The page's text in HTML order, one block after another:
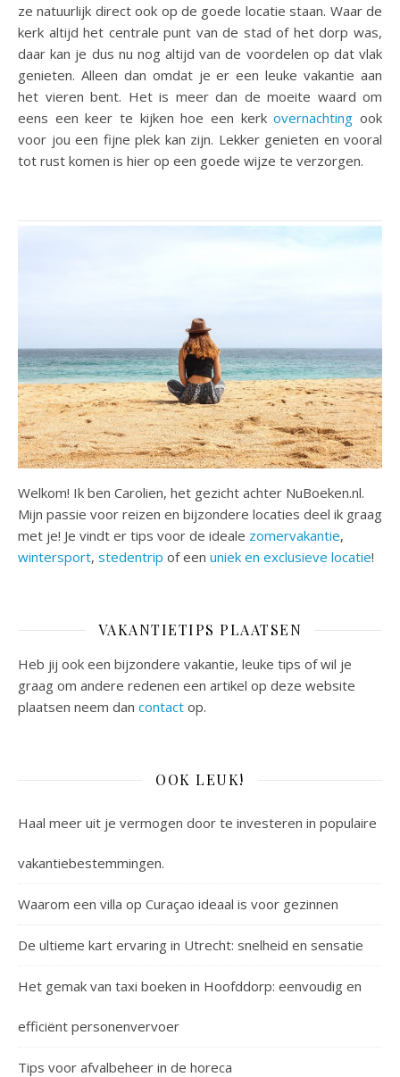
ze natuurlijk direct ook op de goede locatie staan. Waar de
kerk altijd het centrale punt van de stad of het dorp was,
daar kan je dus nu nog altijd van de voordelen op dat vlak
genieten. Alleen dan omdat je er een leuke vakantie aan
het vieren bent. Het is meer dan de moeite waard om
eens een keer te kijken hoe een kerkovernachting ook
voor jou een fijne plek kan zijn. Lekker genieten en vooral
tot rust komen is hier op een goede wijze te verzorgen.
Welkom! Ik ben Carolien, het gezicht achter NuBoeken.nl.
Mijn passie voor reizen en bijzondere locaties deel ik graag
met je! Je vindt er tips voor de ideale zomervakantie,
wintersport, stedentrip of een uniek en exclusieve locatie!
VAKANTIETIPS PLAATSEN
Heb jij ook een bijzondere vakantie, leuke tips of wil je
graag om andere redenen een artikel op deze website
plaatsen neem dan contact op.
OOK LEUK!
Haal meer uit je vermogen door te investeren in populaire
vakantiebestemmingen.
Waarom een villa op Curaçao ideaal is voor gezinnen
De ultieme kart ervaring in Utrecht: snelheid en sensatie
Het gemak van taxi boeken in Hoofddorp: eenvoudig en
efficiënt personenvervoer
Tips voor afvalbeheer in de horeca